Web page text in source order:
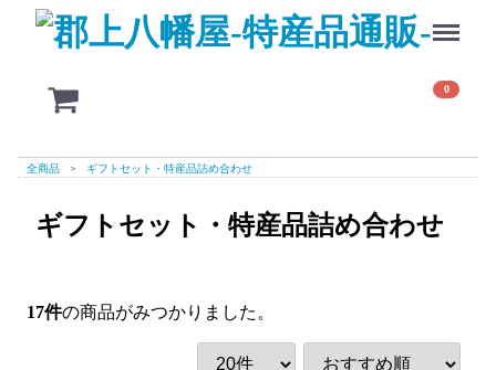
0
全商品 ギフトセット・特産品詰め合わせ
ギフトセット・特産品詰め合わせ
17件の商品がみつかりました。